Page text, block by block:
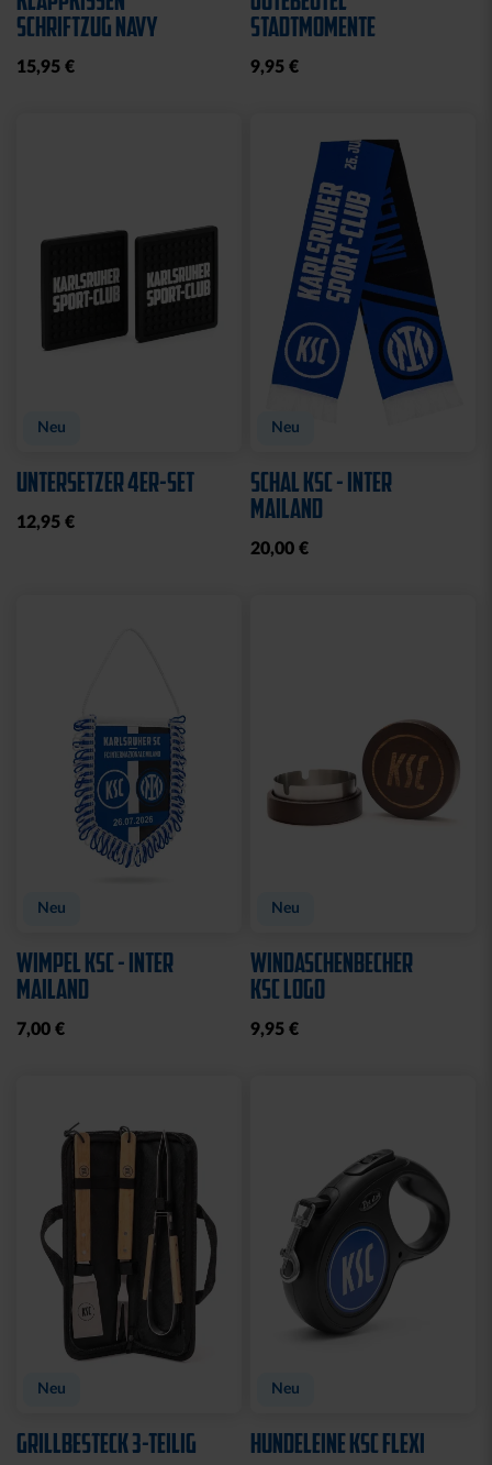
SCHRIFTZUG NAVY
15,95 €
STADTMOMENTE
9,95 €
Neu
UNTERSETZER 4ER-SET
12,95 €
Neu
SCHAL KSC - INTER
MAILAND
20,00 €
Neu
WIMPEL KSC - INTER
MAILAND
7,00 €
Neu
WINDASCHENBECHER
KSC LOGO
9,95 €
Neu
GRILLBESTECK 3-TEILIG
Neu
HUNDELEINE KSC FLEXI